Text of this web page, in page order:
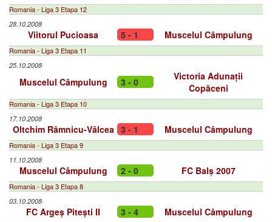
Romania - Liga 3 Etapa 12
28.10.2008
Viitorul Pucioasa 5 - 1 Muscelul Câmpulung
Romania - Liga 3 Etapa 11
25.10.2008
Muscelul Câmpulung 3 - 0
Victoria Adunații
Copăceni
Romania - Liga 3 Etapa 10
17.10.2008
Oltchim Râmnicu-Vâlcea 3 - 1 Muscelul Câmpulung
Romania - Liga 3 Etapa 9
11.10.2008
Muscelul Câmpulung 2 - 0 FC Balș 2007
Romania - Liga 3 Etapa 8
03.10.2008
FC Argeș Pitești II 3 - 4 Muscelul Câmpulung